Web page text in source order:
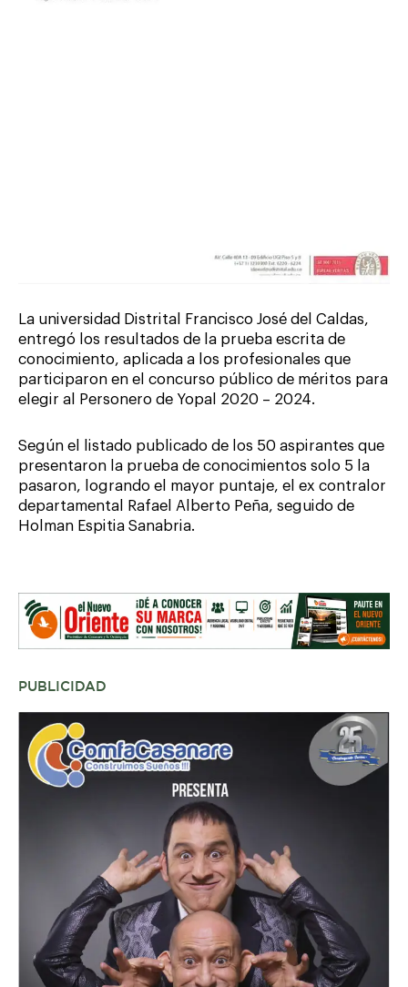
La universidad Distrital Francisco José del Caldas,
entregó los resultados de la prueba escrita de
conocimiento, aplicada a los profesionales que
participaron en el concurso público de méritos para
elegir al Personero de Yopal 2020 – 2024.
Según el listado publicado de los 50 aspirantes que
presentaron la prueba de conocimientos solo 5 la
pasaron, logrando el mayor puntaje, el ex contralor
departamental Rafael Alberto Peña, seguido de
Holman Espitia Sanabria.
PUBLICIDAD